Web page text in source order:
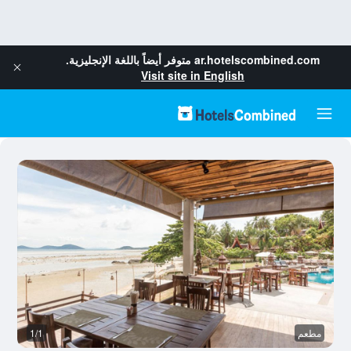
ar.hotelscombined.com متوفر أيضاً باللغة الإنجليزية.
Visit site in English
مطعم 1/1